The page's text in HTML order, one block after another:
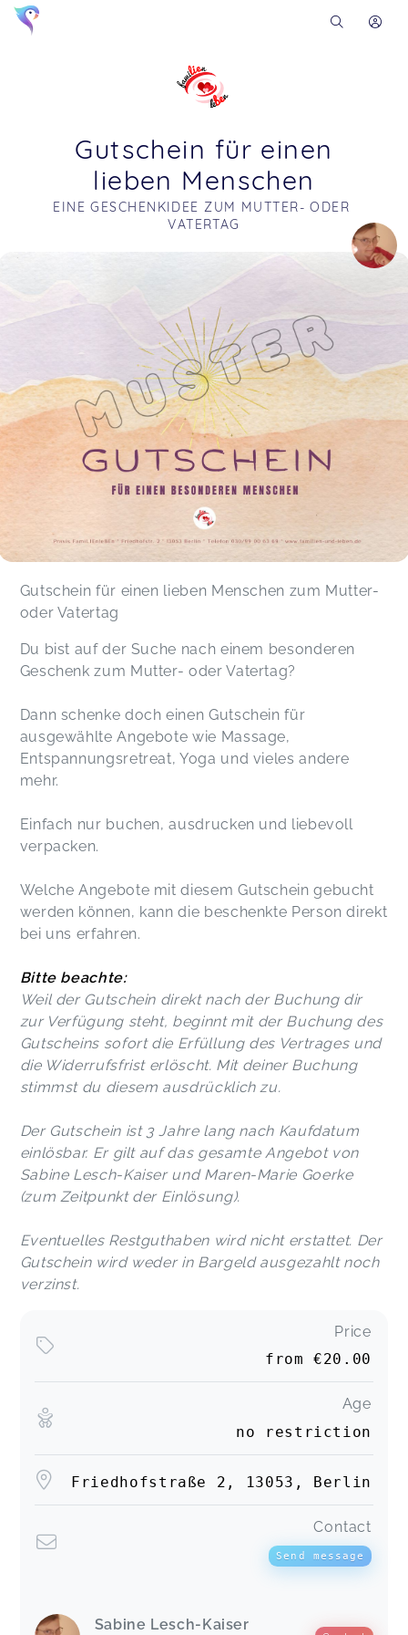
Gutschein für einen
lieben Menschen
EINE GESCHENKIDEE ZUM MUTTER- ODER
VATERTAG
Soon you will learn more about me here...
Gutschein für einen lieben Menschen zum Mutter-
oder Vatertag
Du bist auf der Suche nach einem besonderen
Geschenk zum Mutter- oder Vatertag?
Dann schenke doch einen Gutschein für
ausgewählte Angebote wie Massage,
Entspannungsretreat, Yoga und vieles andere
mehr.
Einfach nur buchen, ausdrucken und liebevoll
verpacken.
Welche Angebote mit diesem Gutschein gebucht
werden können, kann die beschenkte Person direkt
bei uns erfahren.
Bitte beachte:
Weil der Gutschein direkt nach der Buchung dir
zur Verfügung steht, beginnt mit der Buchung des
Gutscheins sofort die Erfüllung des Vertrages und
die Widerrufsfrist erlöscht. Mit deiner Buchung
stimmst du diesem ausdrücklich zu.
Der Gutschein ist 3 Jahre lang nach Kaufdatum
einlösbar. Er gilt auf das gesamte Angebot von
Sabine Lesch-Kaiser und Maren-Marie Goerke
(zum Zeitpunkt der Einlösung).
Eventuelles Restguthaben wird nicht erstattet. Der
Gutschein wird weder in Bargeld ausgezahlt noch
verzinst.
Price
from€20.00
Age
no restriction
Friedhofstraße 2, 13053, Berlin
Contact
Send message
Sabine Lesch-Kaiser